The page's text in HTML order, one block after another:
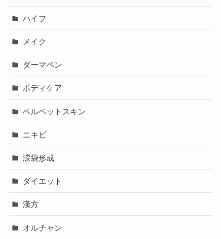
ハイフ
メイク
ダーマペン
ボディケア
ベルベットスキン
ニキビ
涙袋形成
ダイエット
漢方
オルチャン